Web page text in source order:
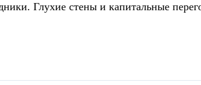
Глухие стены и капитальные